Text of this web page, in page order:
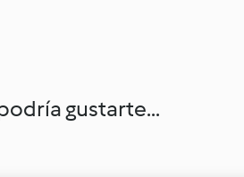
gustarte...